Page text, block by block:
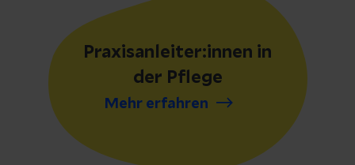
Praxisanleiter:innen in
der Pflege
Mehr erfahren